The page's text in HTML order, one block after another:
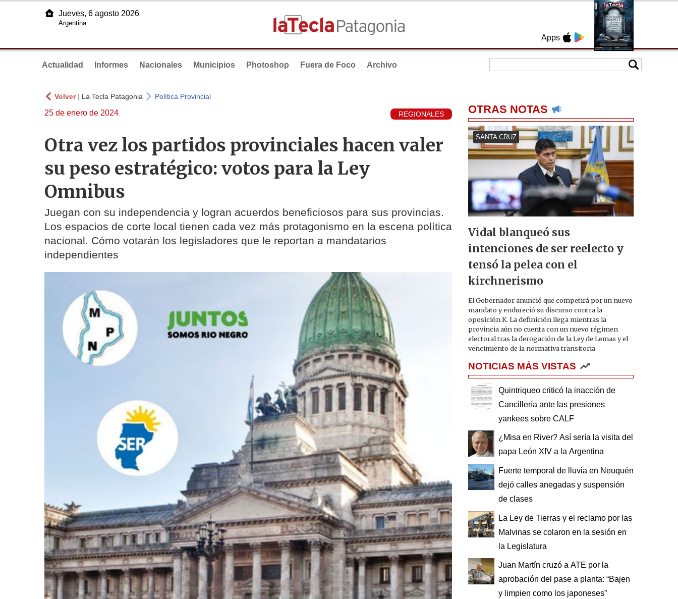
Apps
Jueves, 6 agosto 2026
Argentina
Actualidad Informes Nacionales Municipios Photoshop Fuera de Foco Archivo
Volver| La Tecla Patagonia Política Provincial
25 de enero de 2024 REGIONALES
Otra vez los partidos provinciales hacen valer
su peso estratégico: votos para la Ley
Omnibus
Juegan con su independencia y logran acuerdos beneficiosos para sus provincias.
Los espacios de corte local tienen cada vez más protagonismo en la escena política
nacional. Cómo votarán los legisladores que le reportan a mandatarios
independientes
OTRAS NOTAS
SANTA CRUZ
Vidal blanqueó sus
intenciones de ser reelecto y
tensó la pelea con el
kirchnerismo
El Gobernador anunció que competirá por un nuevo
mandato y endureció su discurso contra la
oposición K. La definición llega mientras la
provincia aún no cuenta con un nuevo régimen
electoral tras la derogación de la Ley de Lemas y el
vencimiento de la normativa transitoria
NOTICIAS MÁS VISTAS
Quintriqueo criticó la inacción de
Cancillería ante las presiones
yankees sobre CALF
¿Misa en River? Así sería la visita del
papa León XIV a la Argentina
Fuerte temporal de lluvia en Neuquén
dejó calles anegadas y suspensión
de clases
La Ley de Tierras y el reclamo por las
Malvinas se colaron en la sesión en
la Legislatura
Juan Martín cruzó a ATE por la
aprobación del pase a planta: “Bajen
y limpien como los japoneses”